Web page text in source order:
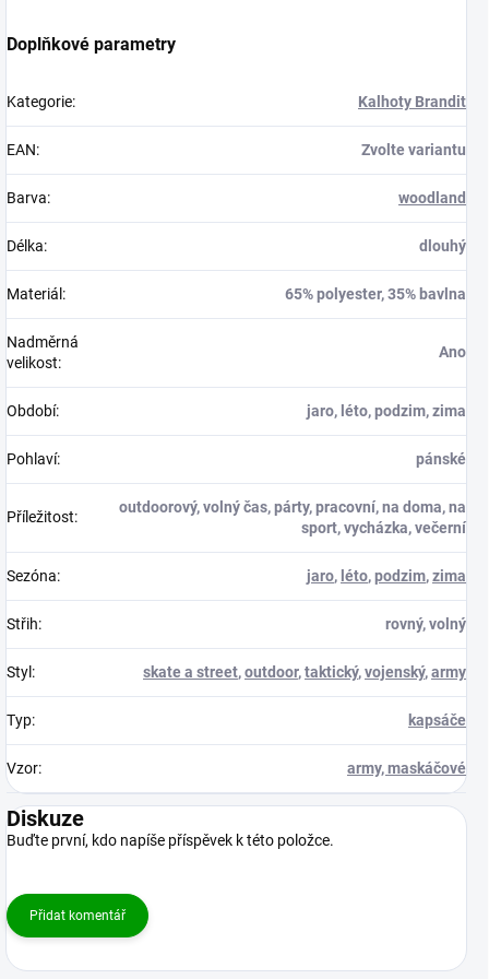
Doplňkové parametry
Kategorie: Kalhoty Brandit
EAN: Zvolte variantu
Barva: woodland
Délka: dlouhý
Materiál : 65% polyester, 35% bavlna
Nadměrná
velikost:
Ano
Období: jaro, léto, podzim, zima
Pohlaví: pánské
Příležitost:
outdoorový, volný čas, párty, pracovní, na doma, na
sport, vycházka, večerní
Sezóna: jaro, léto,podzim,zima
Střih: rovný, volný
Styl : skate a street,outdoor,taktický,vojenský,army
Typ: kapsáče
Vzor: army, maskáčové
Diskuze
Buďte první, kdo napíše příspěvek k této položce.
Přidat komentář